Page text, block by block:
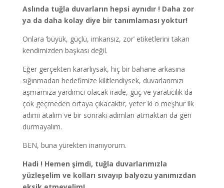
Aslında tuğla duvarların hepsi aynıdır ! Daha zor
ya da daha kolay diye bir tanımlaması yoktur!
Onlara ‘büyük, güçlü, imkansız, zor’ etiketlerini takan
kendimizden başkası değil.
Eğer gerçekten kararlıysak, hiç bir bahane arkasına
sığınmadan hedefimize kilitlendiysek, duvarlarımızı
aşmamıza yardımcı olacak irade, güç ve yaratıcılık da
çok geçmeden ortaya çıkacaktır, yeter ki o meşhur ilk
adımı atalım ve bir sonraki adımları atmaktan da geri
durmayalım.
BEN, buna yürekten inanıyorum.
Hadi ! Hemen şimdi, tuğla duvarlarımızla
yüzleşelim ve kolları sıvayıp balyozu yanımızdan